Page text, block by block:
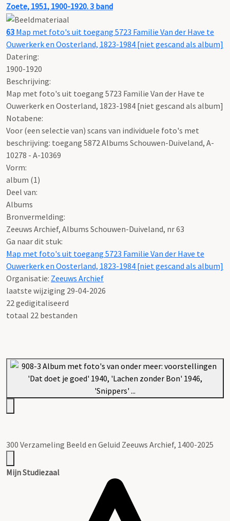
Zoete, 1951, 1900-1920. 3 band
63 Map met foto's uit toegang 5723 Familie Van der Have te
Ouwerkerk en Oosterland, 1823-1984 [niet gescand als album]
Datering:
1900-1920
Beschrijving:
Map met foto's uit toegang 5723 Familie Van der Have te
Ouwerkerk en Oosterland, 1823-1984 [niet gescand als album]
Notabene:
Voor (een selectie van) scans van individuele foto's met
beschrijving: toegang 5872 Albums Schouwen-Duiveland, A-
10278 - A-10369
Vorm:
album (1)
Deel van:
Albums
Bronvermelding:
Zeeuws Archief, Albums Schouwen-Duiveland, nr 63
Ga naar dit stuk:
Map met foto's uit toegang 5723 Familie Van der Have te
Ouwerkerk en Oosterland, 1823-1984 [niet gescand als album]
Organisatie: Zeeuws Archief
laatste wijziging 29-04-2026
22 gedigitaliseerd
totaal 22 bestanden
300 Verzameling Beeld en Geluid Zeeuws Archief, 1400-2025
Mijn Studiezaal